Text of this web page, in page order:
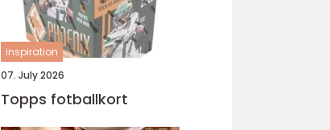
inspiration
07. July 2026
Topps fotballkort